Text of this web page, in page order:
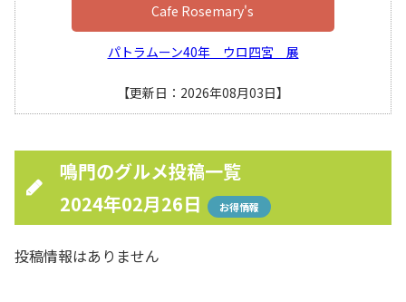
Cafe Rosemary's
パトラムーン40年 ウロ四宮 展
【更新日：2026年08月03日】
鳴門のグルメ投稿一覧
2024年02月26日
お得情報
投稿情報はありません